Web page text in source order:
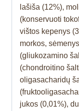
lašiša (12%),
(konservuoti
vištos kepenys
morkos,
(gliukozamino
(chondroitino
oligasacharidų
jukos (0,01%),